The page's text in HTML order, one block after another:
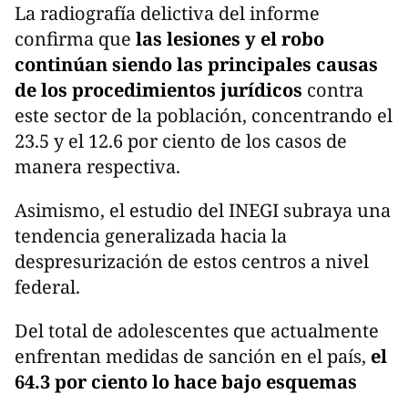
La radiografía delictiva del informe
confirma que las lesiones y el robo
continúan siendo las principales causas
de los procedimientos jurídicos contra
este sector de la población, concentrando el
23.5 y el 12.6 por ciento de los casos de
manera respectiva.
Asimismo, el estudio del INEGI subraya una
tendencia generalizada hacia la
despresurización de estos centros a nivel
federal.
Del total de adolescentes que actualmente
enfrentan medidas de sanción en el país, el
64.3 por ciento lo hace bajo esquemas